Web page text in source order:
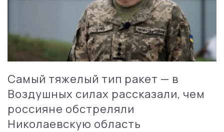
Самый тяжелый тип ракет — в
Воздушных силах рассказали, чем
россияне обстреляли
Николаевскую область